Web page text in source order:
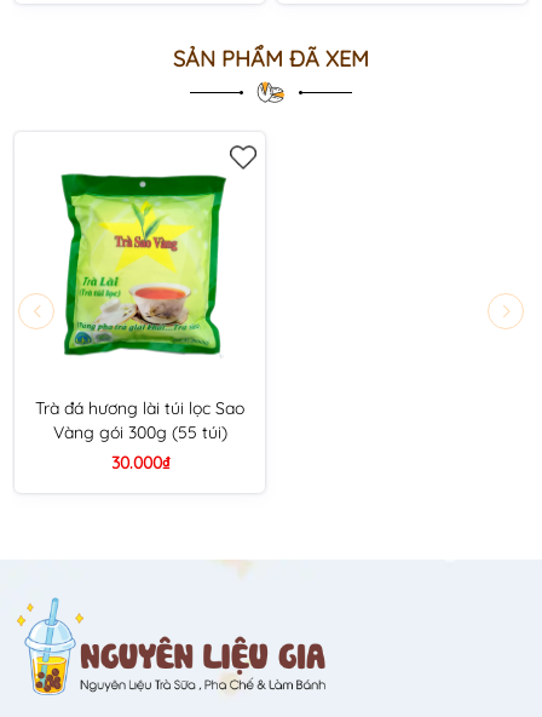
SẢN PHẨM ĐÃ XEM
Trà đá hương lài túi lọc Sao
Vàng gói 300g (55 túi)
30.000₫